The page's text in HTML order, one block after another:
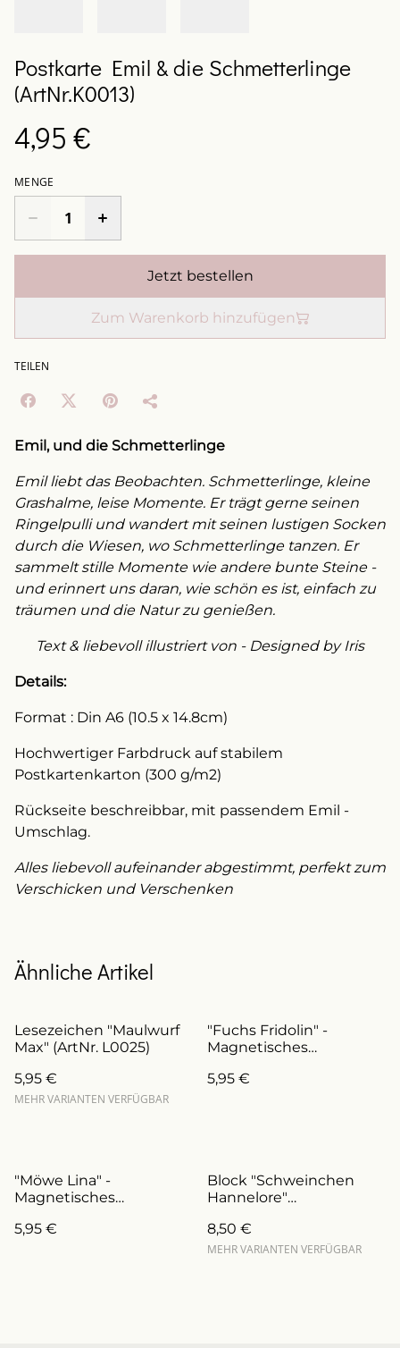
Postkarte Emil & die Schmetterlinge
(ArtNr.K0013)
4,95 €
MENGE
Jetzt bestellen
Zum Warenkorb hinzufügen
TEILEN
Emil, und die Schmetterlinge
Emil liebt das Beobachten. Schmetterlinge, kleine
Grashalme, leise Momente. Er trägt gerne seinen
Ringelpulli und wandert mit seinen lustigen Socken
durch die Wiesen, wo Schmetterlinge tanzen. Er
sammelt stille Momente wie andere bunte Steine -
und erinnert uns daran, wie schön es ist, einfach zu
träumen und die Natur zu genießen.
Text & liebevoll illustriert von - Designed by Iris
Details:
Format : Din A6 (10.5 x 14.8cm)
Hochwertiger Farbdruck auf stabilem
Postkartenkarton (300 g/m2)
Rückseite beschreibbar, mit passendem Emil -
Umschlag.
Alles liebevoll aufeinander abgestimmt, perfekt zum
Verschicken und Verschenken
Ähnliche Artikel
Lesezeichen "Maulwurf
Max" (ArtNr. L0025)
5,95 €
MEHR VARIANTEN VERFÜGBAR
"Fuchs Fridolin" -
Magnetisches
(ArtNr.L0019)
5,95 €
"Möwe Lina" -
Magnetisches
(ArtNr.L0009)
5,95 €
Block "Schweinchen
Hannelore"
8,50 €
MEHR VARIANTEN VERFÜGBAR